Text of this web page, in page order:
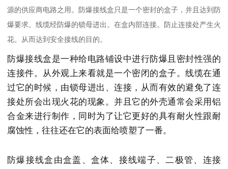
源的供应商电路之用。防爆接线盒只是一个密封的盒子，并且达到防
爆要求。线缆经防爆的锁母进出。在盒内部连接。防止连接处产生火
花。从而达到安全接线的目的。
防爆接线盒是一种给电路铺设中进行防爆且密封性强的
连接件。从外观上来看就是一个密闭的盒子。线缆在通
过它的时候，由锁母进出、连接，从而有效的避免了连
接处所会出现火花的现象。并且它的外壳通常会采用铝
合金来进行制作，同时为了让它更好的具有耐火性跟耐
腐蚀性，往往还在它的表面给喷塑了一番。
防爆接线盒由盒盖、盒体、接线端子、二极管、连接